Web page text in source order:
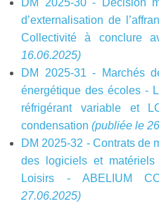
d’externalisation de
Collectivité à conclure
16.06.2025)
DM 2025-31 - Marchés
énergétique des écoles -
réfrigérant variable et
condensation (publiée le
DM 2025-32 - Contrats de
des logiciels et
Loisirs - ABELIUM
27.06.2025)